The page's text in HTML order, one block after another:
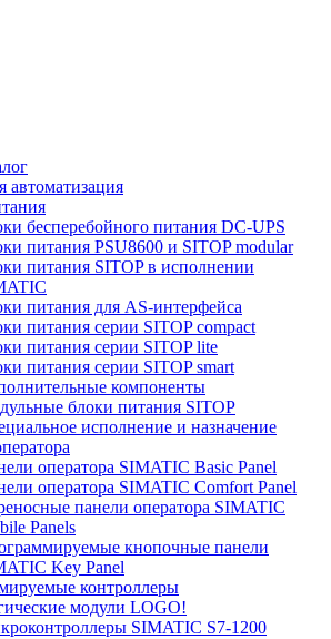
бесперебойного питания DC-UPS
питания PSU8600 и SITOP modular
питания SITOP в исполнении
питания для AS-интерфейса
питания серии SITOP compact
питания серии SITOP lite
питания серии SITOP smart
компоненты
блоки питания SITOP
исполнение и назначение
оператора SIMATIC Basic Panel
оператора SIMATIC Comfort Panel
панели оператора SIMATIC
Panels
кнопочные панели
Key Panel
контроллеры
модули LOGO!
SIMATIC S7-1200